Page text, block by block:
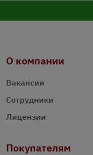
О компании
Вакансии
Сотрудники
Лицензии
Покупателям